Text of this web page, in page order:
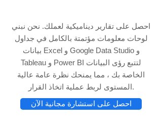
احصل على تقارير ديناميكية لعملك. نحن نبني
لوحات معلومات مؤتمتة بالكامل في جداول
بيانات Excel و Google Data Studio و
Tableau و Power BI لتتبع رؤى البيانات
الخاصة بك ، مما يمنحك نظرة عامة عالية
المستوى لربط عملية اتخاذ القرار.
احصل على استشارة مجانية الآن